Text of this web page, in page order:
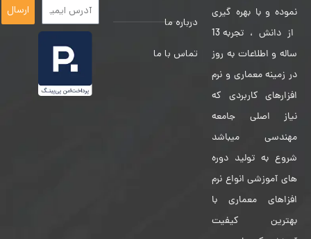
نموده و با بهره گیری
از دانش ، تجربه 13
ساله و اطلاعات به روز
در زمینه معماری و نرم
افزارهای کاربردی که
نیاز اصلی جامعه
مهندسی میباشد
شروع به تولید دوره
های آموزشی انواع نرم
افزاهای معماری با
بهترین کیفیت
درباره ما
تماس با ما
ارسال